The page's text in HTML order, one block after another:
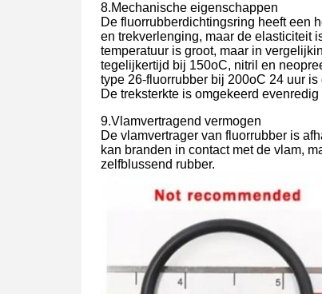
8.Mechanische eigenschappen
De fluorrubberdichtingsring heeft een
en trekverlenging, maar de elasticiteit
temperatuur is groot, maar in
tegelijkertijd bij 150oC, nitril en
type 26-fluorrubber bij 200oC 24 uur
De treksterkte is omgekeerd
9.Vlamvertragend vermogen
De vlamvertrager van fluorrubber is
kan branden in contact met de vlam,
zelfblussend rubber.